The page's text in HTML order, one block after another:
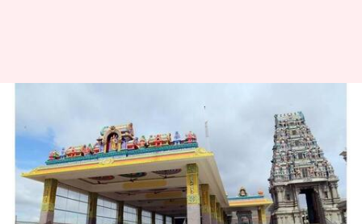
சென்னிமலை முருகன்
கோயில் தைப்பூச
தேரோட்ட திருவிழா 28ம்
தேதி கொடியேற்றத்துடன்
துவக்கம்